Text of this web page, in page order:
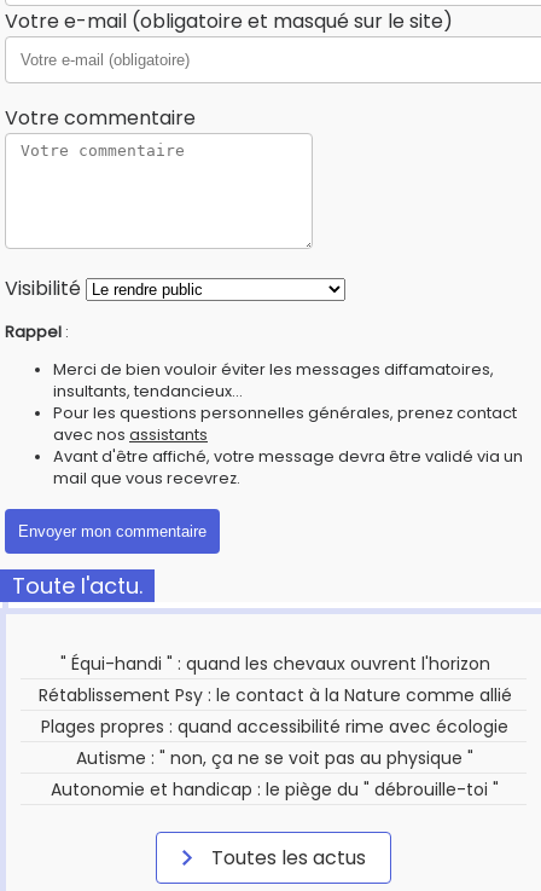
Votre e-mail (obligatoire et masqué sur le site)
Votre commentaire
Visibilité
Rappel :
Merci de bien vouloir éviter les messages diffamatoires,
insultants, tendancieux...
Pour les questions personnelles générales, prenez contact
avec nos assistants
Avant d'être affiché, votre message devra être validé via un
mail que vous recevrez.
Toute l'actu.
" Équi-handi " : quand les chevaux ouvrent l'horizon
Rétablissement Psy : le contact à la Nature comme allié
Plages propres : quand accessibilité rime avec écologie
Autisme : " non, ça ne se voit pas au physique "
Autonomie et handicap : le piège du " débrouille-toi "
Toutes les actus